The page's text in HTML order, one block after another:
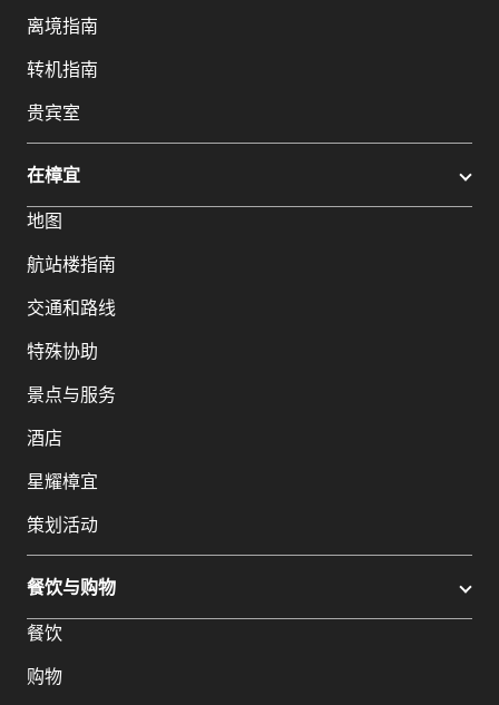
离境指南
转机指南
贵宾室
在樟宜
地图
航站楼指南
交通和路线
特殊协助
景点与服务
酒店
星耀樟宜
策划活动
餐饮与购物
餐饮
购物